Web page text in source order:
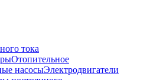
тока
Отопительное
насосыЭлектродвигатели